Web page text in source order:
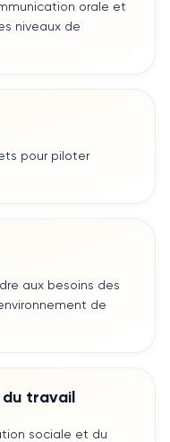
orale et
niveaux de
pour piloter
aux besoins des
de
du travail
sociale et du